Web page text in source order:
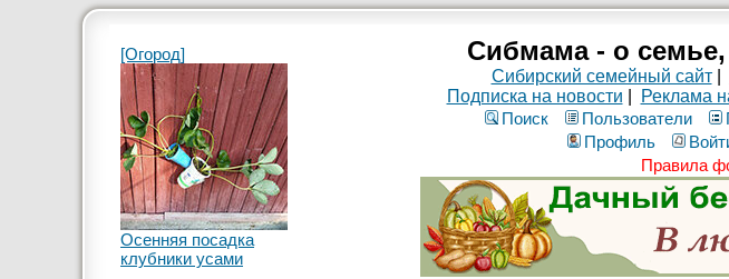
[Огород]
Осенняя посадка
клубники усами
Сибмама - о
Сибирский семейный сайт|
Подписка на новости
Реклама
Поиск
Пользователи
Профиль
Правила